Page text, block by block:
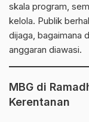
skala program,
kelola. Publik
dijaga, bagaimana
anggaran diawasi.
MBG di
Kerentanan